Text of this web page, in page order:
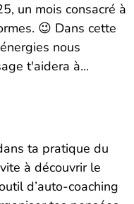
un mois consacré à
😉 Dans cette
nous
t'aidera à...
ta pratique du
à découvrir le
d’auto-coaching